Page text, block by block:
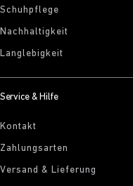
Schuhpflege
Nachhaltigkeit
Langlebigkeit
Service & Hilfe
Kontakt
Zahlungsarten
Versand & Lieferung